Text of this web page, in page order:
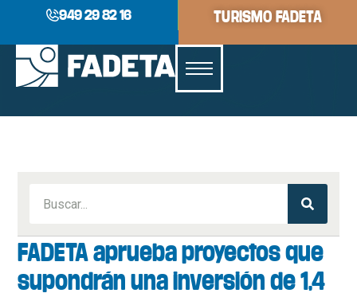
949 29 82 16 TURISMO FADETA
FADETA aprueba proyectos que
supondrán una inversión de 1,4